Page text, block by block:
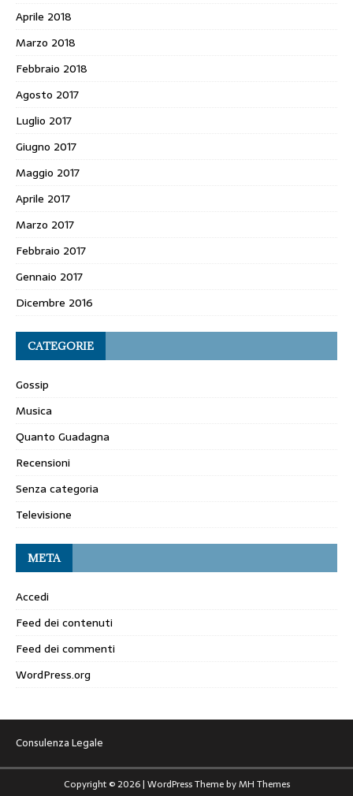
Aprile 2018
Marzo 2018
Febbraio 2018
Agosto 2017
Luglio 2017
Giugno 2017
Maggio 2017
Aprile 2017
Marzo 2017
Febbraio 2017
Gennaio 2017
Dicembre 2016
CATEGORIE
Gossip
Musica
Quanto Guadagna
Recensioni
Senza categoria
Televisione
META
Accedi
Feed dei contenuti
Feed dei commenti
WordPress.org
Consulenza Legale
Copyright © 2026 | WordPress Theme byMH Themes